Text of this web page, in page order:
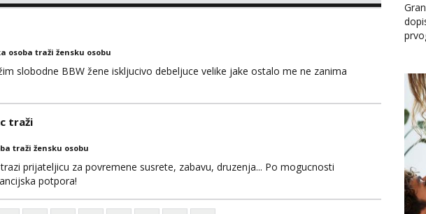
osoba traži žensku osobu
slobodne BBW žene iskljucivo debeljuce velike jake ostalo me ne zanima
traži
traži žensku osobu
prijateljicu za povremene susrete, zabavu, druzenja... Po mogucnosti
potpora!